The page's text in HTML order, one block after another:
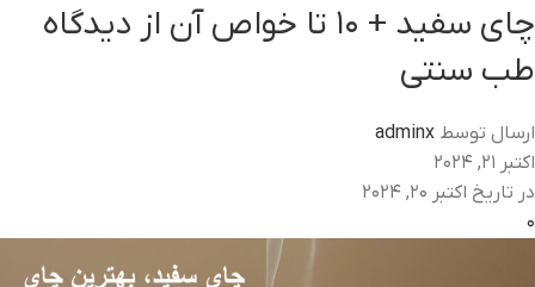
چای سفید + 10 تا خواص آن از دیدگاه
طب سنتی
ارسال توسط adminx
اکتبر 21, 2024
در تاریخ اکتبر 20, 2024
0